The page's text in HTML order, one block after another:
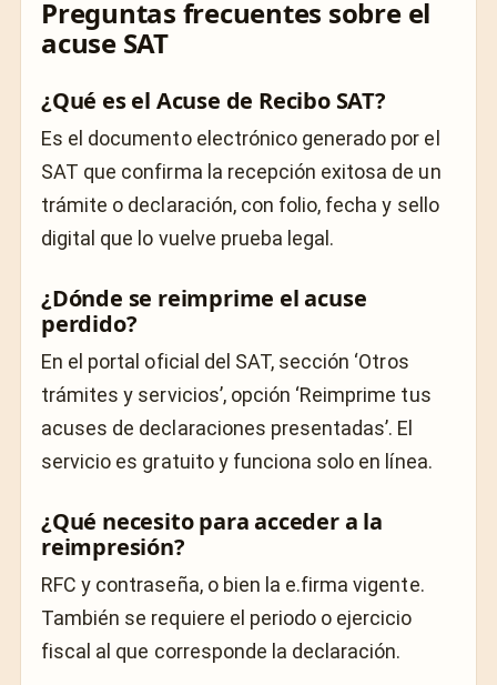
Preguntas frecuentes sobre el
acuse SAT
¿Qué es el Acuse de Recibo SAT?
Es el documento electrónico generado por el
SAT que confirma la recepción exitosa de un
trámite o declaración, con folio, fecha y sello
digital que lo vuelve prueba legal.
¿Dónde se reimprime el acuse
perdido?
En el portal oficial del SAT, sección ‘Otros
trámites y servicios’, opción ‘Reimprime tus
acuses de declaraciones presentadas’. El
servicio es gratuito y funciona solo en línea.
¿Qué necesito para acceder a la
reimpresión?
RFC y contraseña, o bien la e.firma vigente.
También se requiere el periodo o ejercicio
fiscal al que corresponde la declaración.